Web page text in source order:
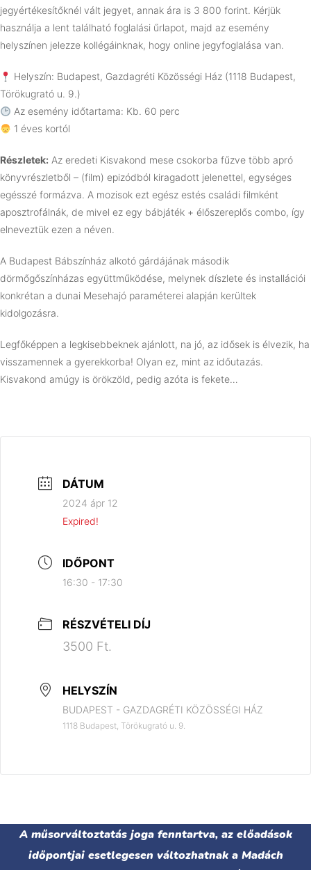
jegyértékesítőknél vált jegyet, annak ára is 3 800 forint. Kérjük
használja a lent található foglalási űrlapot, majd az esemény
helyszínen jelezze kollégáinknak, hogy online jegyfoglalása van.
Helyszín: Budapest, Gazdagréti Közösségi Ház (1118 Budapest,
Törökugrató u. 9.)
Az esemény időtartama: Kb. 60 perc
1 éves kortól
Részletek: Az eredeti Kisvakond mese csokorba fűzve több apró
könyvrészletből – (film) epizódból kiragadott jelenettel, egységes
egésszé formázva. A mozisok ezt egész estés családi filmként
aposztrofálnák, de mivel ez egy bábjáték + élőszereplős combo, így
elneveztük ezen a néven.
A Budapest Bábszínház alkotó gárdájának második
dörmőgőszínházas együttműködése, melynek díszlete és installációi
konkrétan a dunai Mesehajó paraméterei alapján kerültek
kidolgozásra.
Legfőképpen a legkisebbeknek ajánlott, na jó, az idősek is élvezik, ha
visszamennek a gyerekkorba! Olyan ez, mint az időutazás.
Kisvakond amúgy is örökzöld, pedig azóta is fekete…
DÁTUM
2024 ápr 12
Expired!
IDŐPONT
16:30 - 17:30
RÉSZVÉTELI DÍJ
3500 Ft.
HELYSZÍN
BUDAPEST - GAZDAGRÉTI KÖZÖSSÉGI HÁZ
1118 Budapest, Törökugrató u. 9.
A műsorváltoztatás joga fenntartva, az előadások
időpontjai esetlegesen változhatnak a Madách